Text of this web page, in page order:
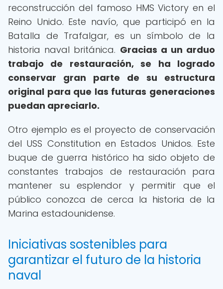
reconstrucción del famoso HMS Victory en el
Reino Unido. Este navío, que participó en la
Batalla de Trafalgar, es un símbolo de la
historia naval británica. Gracias a un arduo
trabajo de restauración, se ha logrado
conservar gran parte de su estructura
original para que las futuras generaciones
puedan apreciarlo.
Otro ejemplo es el proyecto de conservación
del USS Constitution en Estados Unidos. Este
buque de guerra histórico ha sido objeto de
constantes trabajos de restauración para
mantener su esplendor y permitir que el
público conozca de cerca la historia de la
Marina estadounidense.
Iniciativas sostenibles para
garantizar el futuro de la historia
naval